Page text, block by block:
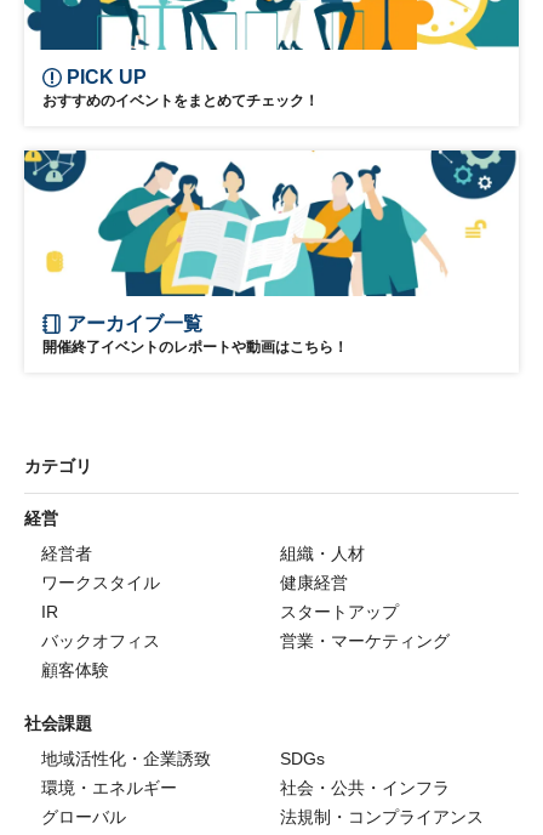
PICK UP
おすすめのイベントをまとめてチェック！
アーカイブ一覧
開催終了イベントのレポートや動画はこちら！
カテゴリ
経営
経営者
組織・人材
ワークスタイル
健康経営
IR
スタートアップ
バックオフィス
営業・マーケティング
顧客体験
社会課題
地域活性化・企業誘致
SDGs
環境・エネルギー
社会・公共・インフラ
グローバル
法規制・コンプライアンス